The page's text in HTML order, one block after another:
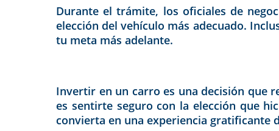
Durante el trámite, los oficiales de
elección del vehículo más adecuado.
tu meta más adelante.
Invertir en un carro es una decisión que
es sentirte seguro con la elección que
convierta en una experiencia gratificante